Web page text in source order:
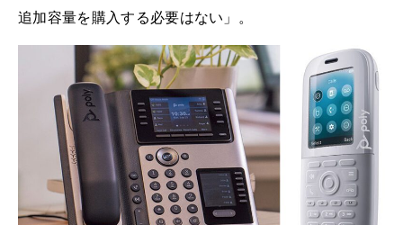
追加容量を購入する必要はない」。